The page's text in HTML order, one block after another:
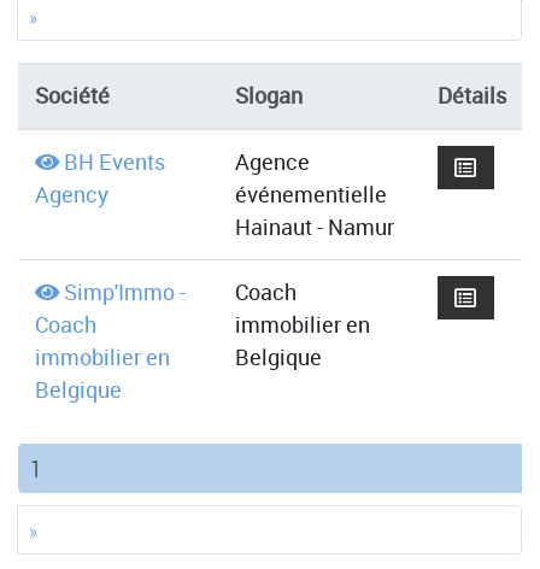
»
Société Slogan Détails
BH Events
Agency
Agence
événementielle
Hainaut - Namur
Simp'Immo -
Coach
immobilier en
Belgique
Coach
immobilier en
Belgique
1
»